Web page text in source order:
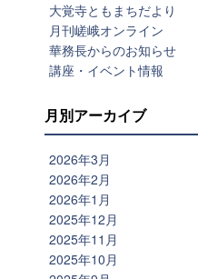
大覚寺ともまちだより
月刊嵯峨オンライン
華務長からのお知らせ
講座・イベント情報
月別アーカイブ
2026年3月
2026年2月
2026年1月
2025年12月
2025年11月
2025年10月